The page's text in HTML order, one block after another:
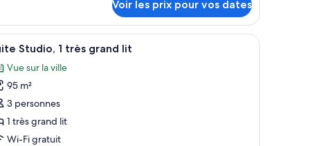
Voir les prix pour vos dates
au mur.
un lit, une table de chevet et deux œuvres d’art encadrées accrochées au
Une chambre à coucher moderne, avec un
4 Studio, 1 très grand lit
Vue sur la ville
95 m²
3 personnes
1 très grand lit
Wi-Fi gratuit